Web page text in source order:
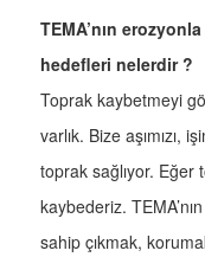
TEMA’nın
hedefleri nelerdir ?
Toprak kaybetmeyi
varlık. Bize aşımızı,
toprak sağlıyor. Eğer
kaybederiz.
sahip çıkmak,